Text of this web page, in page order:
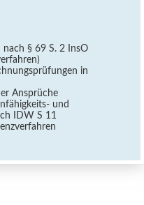
§ 69 S. 2 InsO
in
Ansprüche
und
IDW S 11